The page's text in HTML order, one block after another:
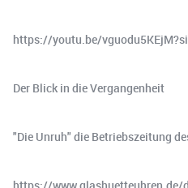
https://youtu.be/
Der Blick in die Vergangenheit
"Die Unruh" die Betriebszeitung